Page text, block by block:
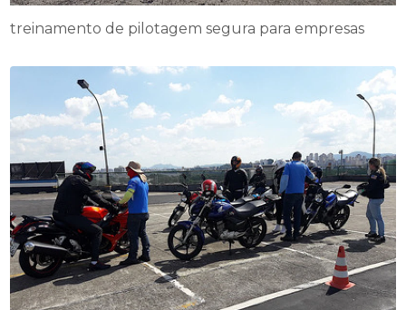
treinamento de pilotagem segura para empresas